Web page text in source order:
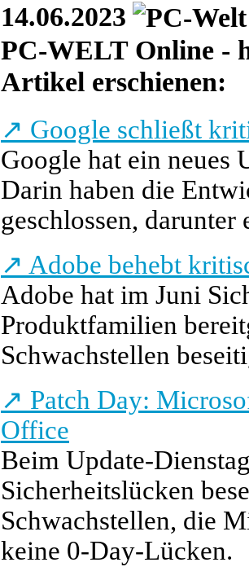
14.06.2023
PC-WELT Online -
Artikel erschienen:
↗ Google schließt
Google hat ein neues
Darin haben die
geschlossen,
↗ Adobe behebt
Adobe hat im Juni
Produktfamilien
Schwachstellen
↗ Patch Day:
Office
Beim Update-
Sicherheitslücken
Schwachstellen, die
keine 0-Day-Lücken.